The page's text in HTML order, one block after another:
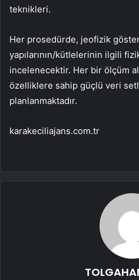
teknikleri.
Her prosedürde, jeofizik
yapılarının/kütlelerinin ilgili
incelenecektir. Her bir ölçüm
özelliklere sahip güçlü veri
planlanmaktadır.
karakeciliajans.com.tr